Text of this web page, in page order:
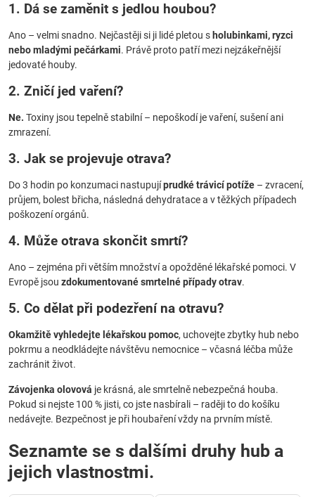
1. Dá se zaměnit s jedlou houbou?
Ano – velmi snadno. Nejčastěji si ji lidé pletou s holubinkami, ryzci
nebo mladými pečárkami. Právě proto patří mezi nejzákeřnější
jedovaté houby.
2. Zničí jed vaření?
Ne. Toxiny jsou tepelně stabilní – nepoškodí je vaření, sušení ani
zmrazení.
3. Jak se projevuje otrava?
Do 3 hodin po konzumaci nastupujíprudké trávicí potíže – zvracení,
průjem, bolest břicha, následná dehydratace a v těžkých případech
poškození orgánů.
4. Může otrava skončit smrtí?
Ano – zejména při větším množství a opožděné lékařské pomoci. V
Evropě jsou zdokumentované smrtelné případy otrav.
5. Co dělat při podezření na otravu?
Okamžitě vyhledejte lékařskou pomoc, uchovejte zbytky hub nebo
pokrmu a neodkládejte návštěvu nemocnice – včasná léčba může
zachránit život.
Závojenka olovová je krásná, ale smrtelně nebezpečná houba.
Pokud si nejste 100 % jisti, co jste nasbírali – raději to do košíku
nedávejte. Bezpečnost je při houbaření vždy na prvním místě.
Seznamte se s dalšími druhy hub a
jejich vlastnostmi.